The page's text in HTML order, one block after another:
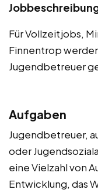
Für Vollzeitjobs,
Finnentrop
Jugendbetreuer
Aufgaben
Jugendbetreuer,
oder
eine Vielzahl von
Entwicklung, das